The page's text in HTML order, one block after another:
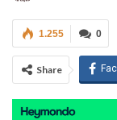
0
1.255
Share